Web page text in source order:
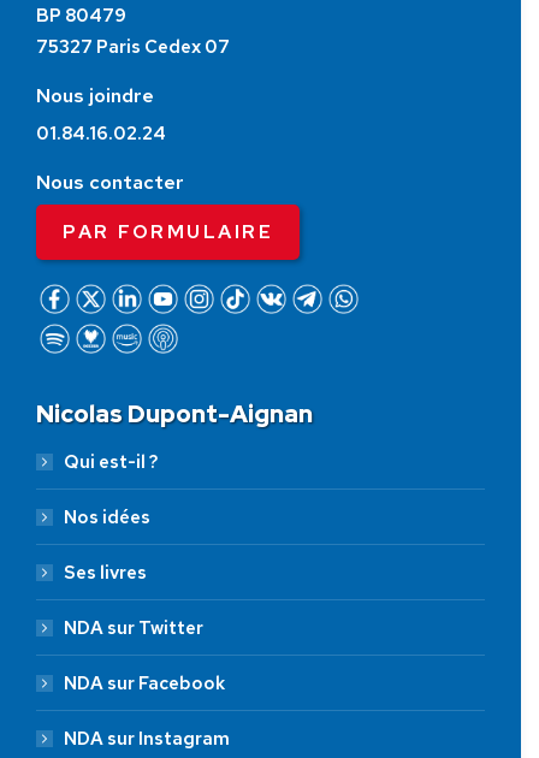
BP 80479
75327 Paris Cedex 07
Nous joindre
01.84.16.02.24
Nous contacter
PAR FORMULAIRE
Nicolas Dupont-Aignan
Qui est-il ?
Nos idées
Ses livres
NDA sur Twitter
NDA sur Facebook
NDA sur Instagram